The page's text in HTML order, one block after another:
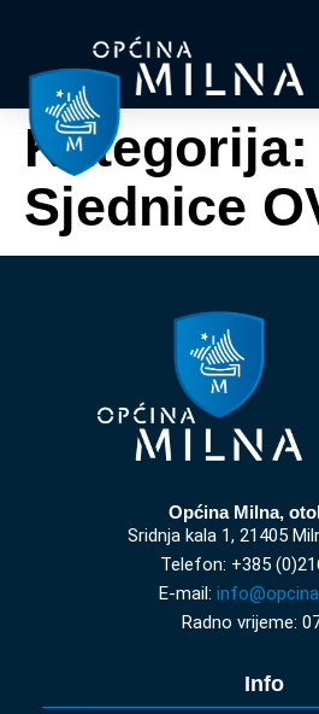
Kategorija:
Sjednice
Općina Milna,
Sridnja kala 1, 21405
Telefon: +385
E-mail:
Radno vrijeme:
Info